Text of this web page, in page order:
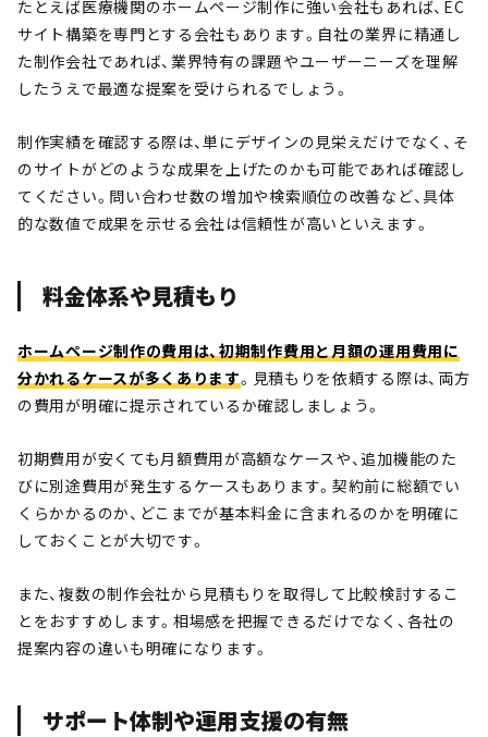
たとえば医療機関のホームページ制作に強い会社もあれば、EC
サイト構築を専門とする会社もあります。自社の業界に精通し
た制作会社であれば、業界特有の課題やユーザーニーズを理解
したうえで最適な提案を受けられるでしょう。
制作実績を確認する際は、単にデザインの見栄えだけでなく、そ
のサイトがどのような成果を上げたのかも可能であれば確認し
てください。問い合わせ数の増加や検索順位の改善など、具体
的な数値で成果を示せる会社は信頼性が高いといえます。
料金体系や見積もり
ホームページ制作の費用は、初期制作費用と月額の運用費用に
分かれるケースが多くあります。見積もりを依頼する際は、両方
の費用が明確に提示されているか確認しましょう。
初期費用が安くても月額費用が高額なケースや、追加機能のた
びに別途費用が発生するケースもあります。契約前に総額でい
くらかかるのか、どこまでが基本料金に含まれるのかを明確に
しておくことが大切です。
また、複数の制作会社から見積もりを取得して比較検討するこ
とをおすすめします。相場感を把握できるだけでなく、各社の
提案内容の違いも明確になります。
サポート体制や運用支援の有無